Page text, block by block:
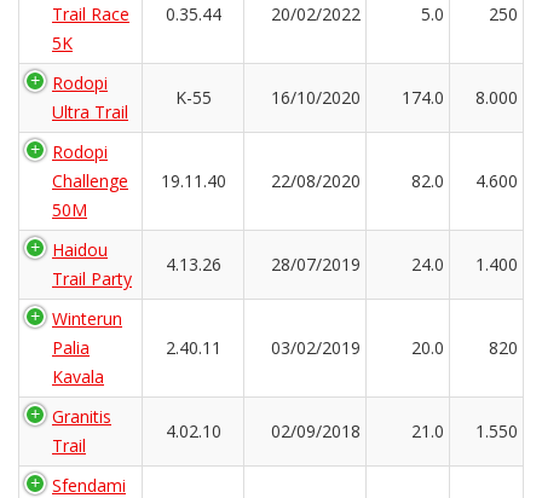
Trail Race
5K
0.35.44 20/02/2022 5.0 250
Rodopi
Ultra Trail
K-55 16/10/2020 174.0 8.000
Rodopi
Challenge
50M
19.11.40 22/08/2020 82.0 4.600
Haidou
Trail Party
4.13.26 28/07/2019 24.0 1.400
Winterun
Palia
Kavala
2.40.11 03/02/2019 20.0 820
Granitis
Trail
4.02.10 02/09/2018 21.0 1.550
Sfendami